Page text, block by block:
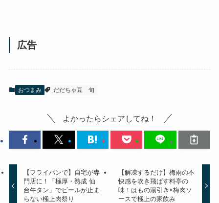
広告
おつまみ だだちゃ豆 旬
よかったらシェアしてね！
【フライパンで】自宅が専
門店に！「極厚・熟成 仙
台牛タン」でビールが止ま
らない極上肉祭り
【解凍するだけ】梅雨の不
快感を吹き飛ばす料亭の
味！はもの湯引き×梅肉ソ
ースで極上の家飲み